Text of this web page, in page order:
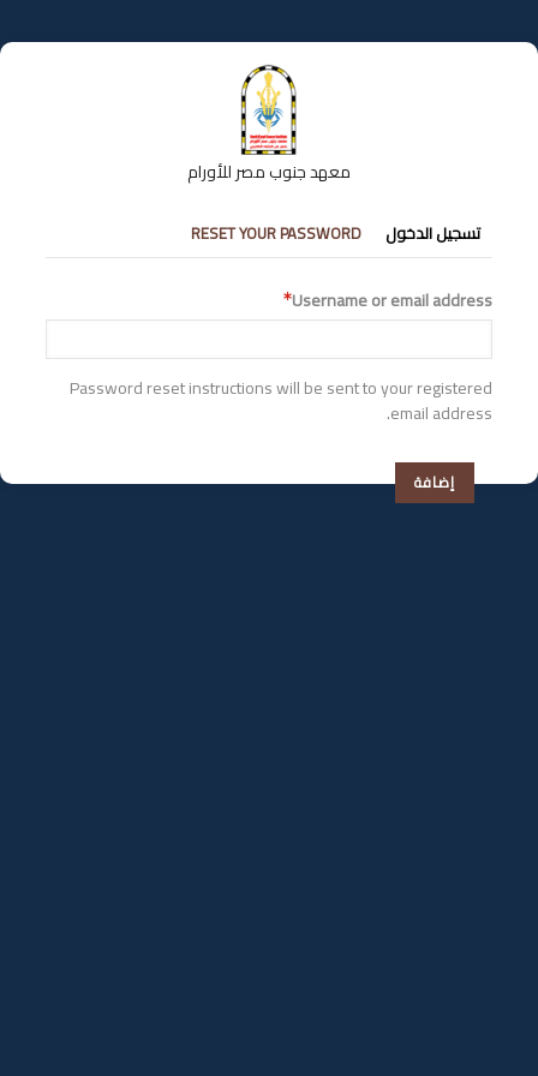
إلى
المحتوى
معهد جنوب مصر للأورام
التبويبات
الأساسية
تسجيل الدخول RESET YOUR PASSWORD
Username or email address
Password reset instructions will be sent to your registered
email address.